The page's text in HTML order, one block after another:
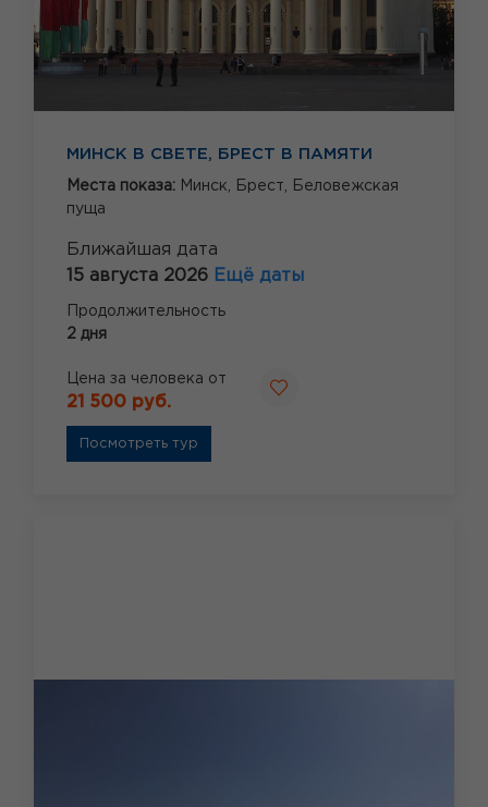
МИНСК В СВЕТЕ, БРЕСТ В ПАМЯТИ
Места показа: Минск, Брест,
Беловежская
пуща
Ближайшая дата
15 августа 2026 Ещё даты
Продолжительность
2 дня
Цена за человека от
21 500 руб.
Посмотреть тур